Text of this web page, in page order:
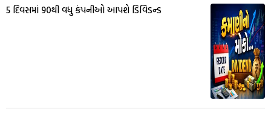
5 દિવસમાં 90થી વધુ કંપનીઓ આપશે ડિવિડન્ડ